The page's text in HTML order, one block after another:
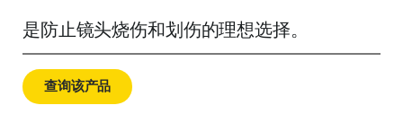
是防止镜头烧伤和划伤的理想选择。
查询该产品